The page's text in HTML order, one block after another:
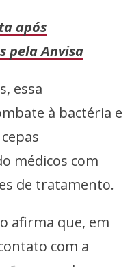
após
pela Anvisa
essa
à bactéria e
médicos com
de tratamento.
afirma que, em
com a